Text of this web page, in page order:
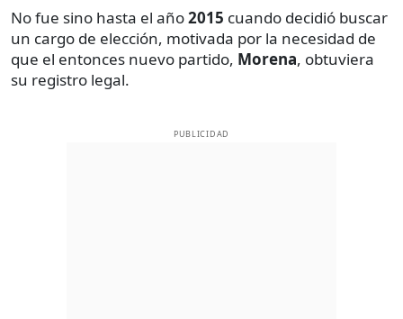
No fue sino hasta el año2015 cuando decidió buscar
un cargo de elección, motivada por la necesidad de
que el entonces nuevo partido, Morena, obtuviera
su registro legal.
PUBLICIDAD